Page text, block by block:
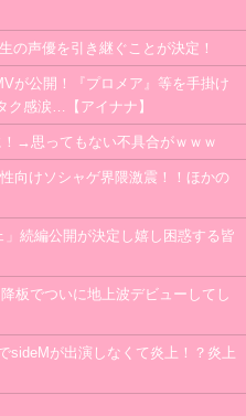
の声優を引き継ぐことが決定！
が公開！『プロメア』等を手掛け
ク感涙…【アイナナ】
！→思ってもない不具合がｗｗｗ
向けソシャゲ界隈激震！！ほかの
」続編公開が決定し嬉し困惑する皆
板でついに地上波デビューしてし
sideMが出演しなくて炎上！？炎上